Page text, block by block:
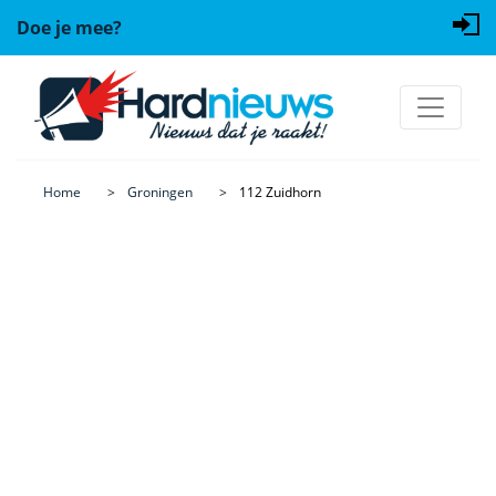
Doe je mee?
Home Groningen 112 Zuidhorn